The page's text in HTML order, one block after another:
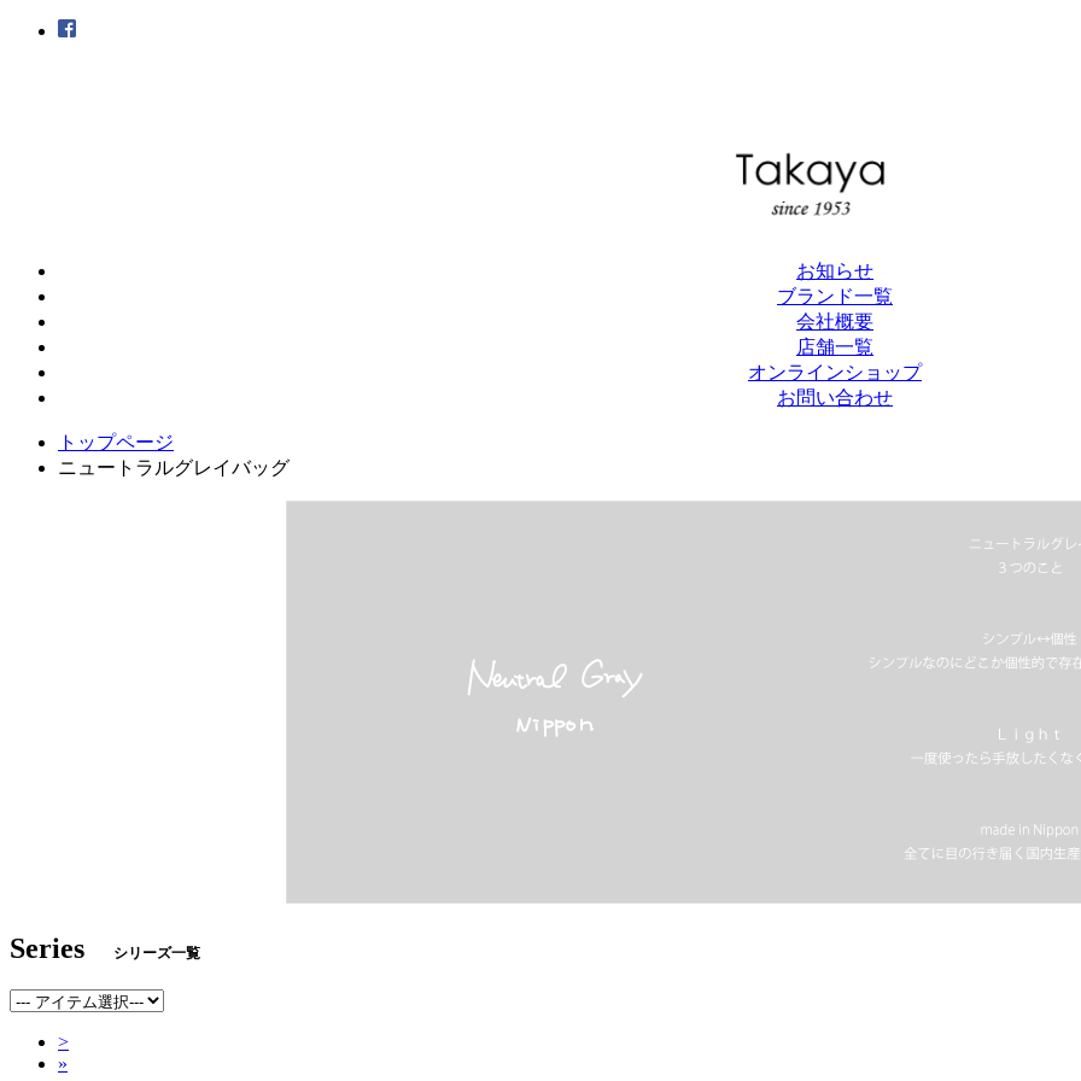
お知らせ
ブランド一覧
会社概要
店舗一覧
オンラインショップ
お問い合わせ
トップページ
ニュートラルグレイバッグ
Series シリーズ一覧
>
»